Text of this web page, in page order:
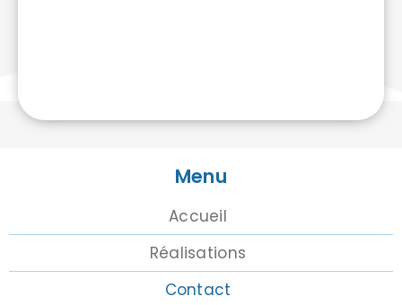
Menu
Accueil
Réalisations
Contact